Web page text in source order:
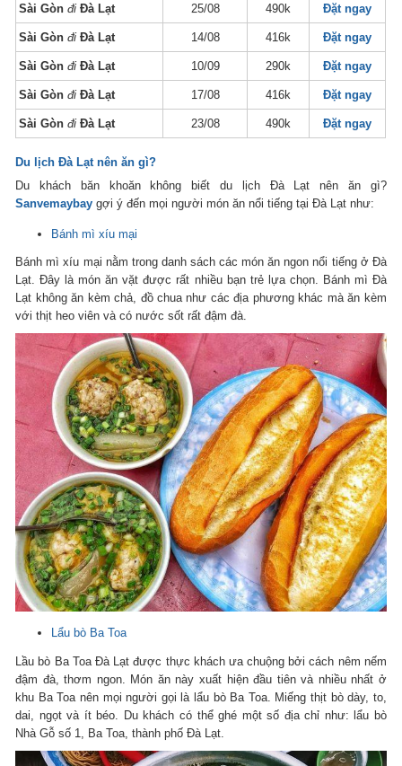
Sài Gònđi Đà Lạt 25/08 490k Đặt ngay
Sài Gònđi Đà Lạt 14/08 416k Đặt ngay
Sài Gònđi Đà Lạt 10/09 290k Đặt ngay
Sài Gònđi Đà Lạt 17/08 416k Đặt ngay
Sài Gònđi Đà Lạt 23/08 490k Đặt ngay
Du lịch Đà Lạt nên ăn gì?
Du khách băn khoăn không biết du lịch Đà Lạt nên ăn gì?
Sanvemaybay gợi ý đến mọi người món ăn nổi tiếng tại Đà Lạt như:
Bánh mì xíu mại
Bánh mì xíu mại nằm trong danh sách các món ăn ngon nổi tiếng ở Đà
Lạt. Đây là món ăn vặt được rất nhiều bạn trẻ lựa chọn. Bánh mì Đà
Lạt không ăn kèm chả, đồ chua như các địa phương khác mà ăn kèm
với thịt heo viên và có nước sốt rất đậm đà.
Lẩu bò Ba Toa
Lầu bò Ba Toa Đà Lạt được thực khách ưa chuộng bởi cách nêm nếm
đậm đà, thơm ngon. Món ăn này xuất hiện đầu tiên và nhiều nhất ở
khu Ba Toa nên mọi người gọi là lẩu bò Ba Toa. Miếng thịt bò dày, to,
dai, ngọt và ít béo. Du khách có thể ghé một số địa chỉ như: lẩu bò
Nhà Gỗ số 1, Ba Toa, thành phố Đà Lạt.